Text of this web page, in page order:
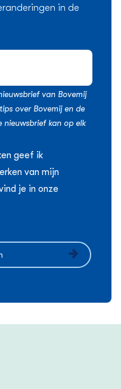
in de
van Bovemij
over Bovemij en de
nieuwsbrief kan op elk
geef ik
van mijn
je in onze